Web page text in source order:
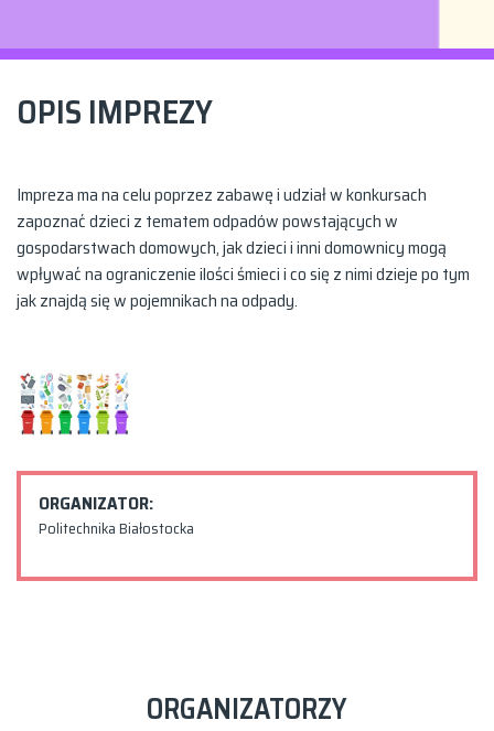
OPIS IMPREZY
Impreza ma na celu poprzez zabawę i udział w konkursach
zapoznać dzieci z tematem odpadów powstających w
gospodarstwach domowych, jak dzieci i inni domownicy mogą
wpływać na ograniczenie ilości śmieci i co się z nimi dzieje po tym
jak znajdą się w pojemnikach na odpady.
ORGANIZATOR:
Politechnika Białostocka
ORGANIZATORZY